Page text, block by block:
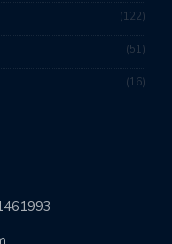
122
51
16